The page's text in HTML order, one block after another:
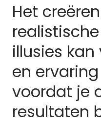
Het
illusies
en
voordat je
resultaten